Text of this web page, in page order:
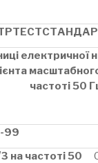
електричної
частоті 50
99
на частоті 50